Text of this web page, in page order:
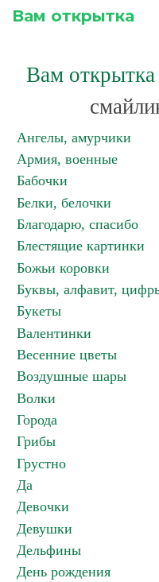
Вам открытка
Вам открытка
Ангелы, амурчики
Армия, военные
Бабочки
Белки, белочки
Благодарю, спасибо
Блестящие картинки
Божьи коровки
Буквы, алфавит,
Букеты
Валентинки
Весенние цветы
Воздушные шары
Волки
Города
Грибы
Грустно
Да
Девочки
Девушки
Дельфины
День рождения